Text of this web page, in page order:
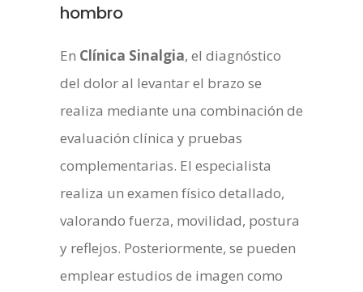
hombro
En Clínica Sinalgia, el diagnóstico
del dolor al levantar el brazo se
realiza mediante una combinación de
evaluación clínica y pruebas
complementarias. El especialista
realiza un examen físico detallado,
valorando fuerza, movilidad, postura
y reflejos. Posteriormente, se pueden
emplear estudios de imagen como